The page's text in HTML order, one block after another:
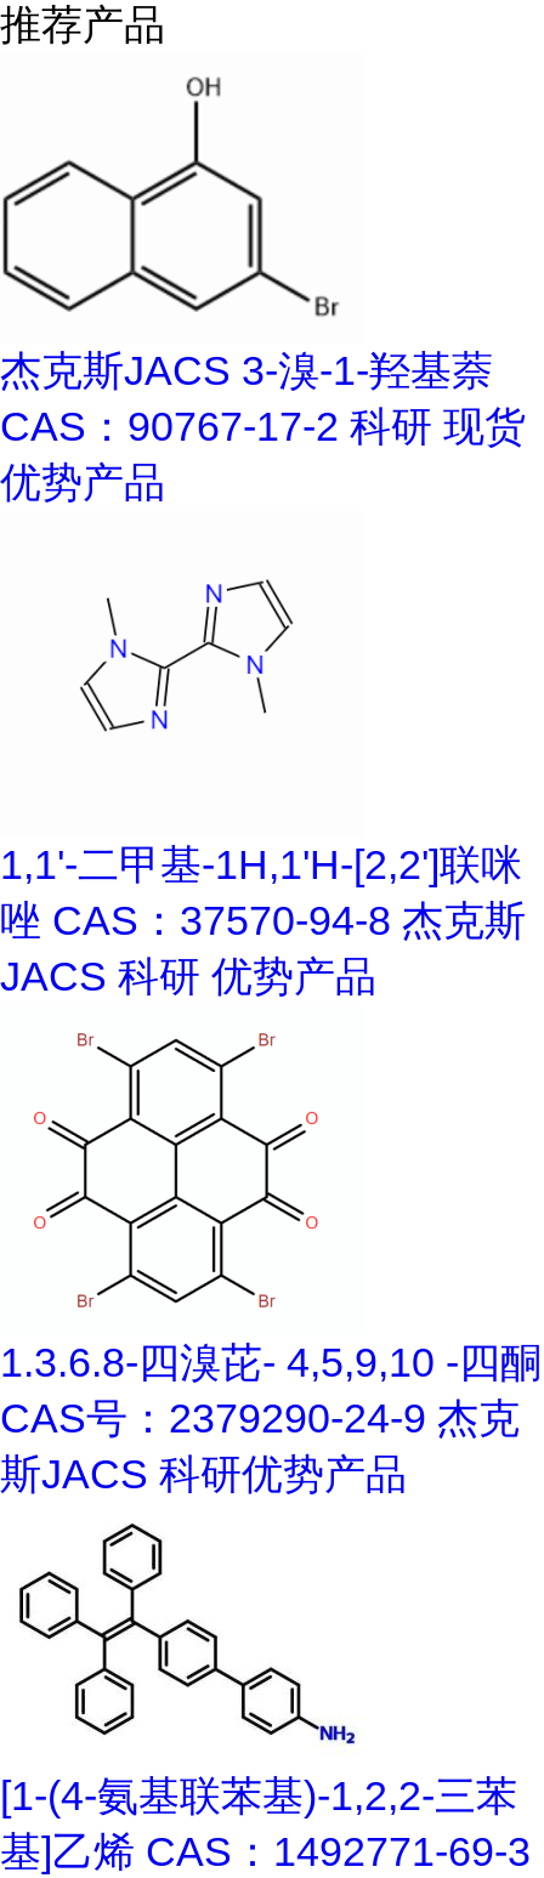
推荐产品
杰克斯JACS 3-溴-1-羟基萘
CAS：90767-17-2 科研 现货
优势产品
1,1'-二甲基-1H,1'H-[2,2']联咪
唑 CAS：37570-94-8 杰克斯
JACS 科研 优势产品
1.3.6.8-四溴芘- 4,5,9,10 -四酮
CAS号：2379290-24-9 杰克
斯JACS 科研优势产品
[1-(4-氨基联苯基)-1,2,2-三苯
基]乙烯 CAS：1492771-69-3